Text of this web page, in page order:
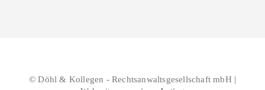
© Döhl & Kollegen - Rechtsanwaltsgesellschaft mbH |